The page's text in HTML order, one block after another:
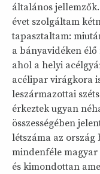
általános
évet szolgáltam
tapasztaltam:
a bányavidéken
ahol a helyi
acélipar virágkora
leszármazottai
érkeztek ugyan
összességében
létszáma az ország
mindenféle
és kimondottan